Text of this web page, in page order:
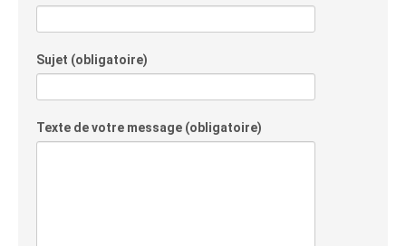
Sujet (obligatoire)
Texte de votre message (obligatoire)